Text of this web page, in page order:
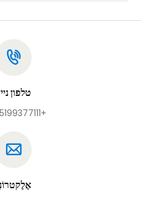
טלפון
+86-15199377111